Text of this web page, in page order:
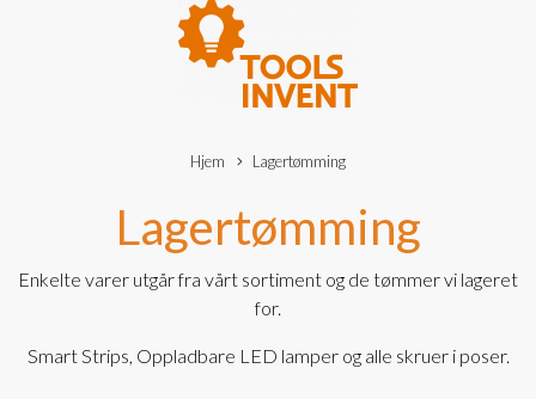
Hjem Lagertømming
Lagertømming
Enkelte varer utgår fra vårt sortiment og de tømmer vi lageret
for.
Smart Strips, Oppladbare LED lamper og alle skruer i poser.